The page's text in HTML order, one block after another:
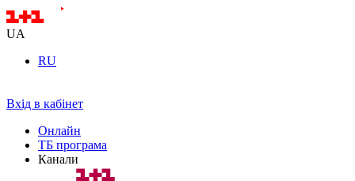
UA
RU
Вхід в кабінет
Онлайн
ТБ програма
Канали